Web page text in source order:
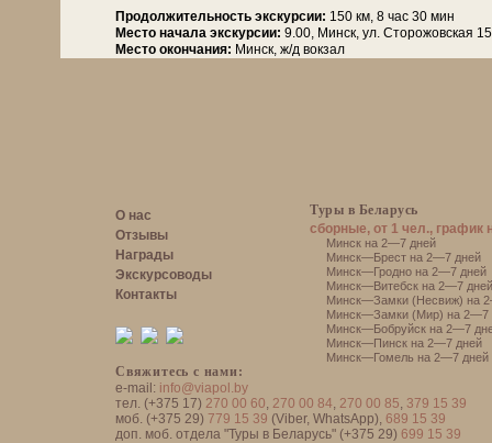
Продолжительность экскурсии: 150 км, 8 час 30 мин
Место начала экскурсии: 9.00, Минск, ул. Сторожовская
Место окончания: Минск, ж/д вокзал
О нас
Отзывы
Награды
Экскурсоводы
Контакты
Свяжитесь с нами:
e-mail: info@viapol.by
тел. (+375 17) 270 00 60, 270 00 84, 270 00 85, 379 15 39
моб. (+375 29) 779 15 39 (Viber, WhatsApp), 689 15 39
доп. моб. отдела "Туры в Беларусь" (+375 29) 699 15 39
Туры в Беларусь
сборные, от 1 чел., график
Минск на 2—7 дней
Минск—Брест на 2—7 дней
Минск—Гродно на 2—7 дней
Минск—Витебск на 2—7 дней
Минск—Замки (Несвиж) на
Минск—Замки (Мир) на 2—7
Минск—Бобруйск на 2—7
Минск—Пинск на 2—7 дней
Минск—Гомель на 2—7 дней